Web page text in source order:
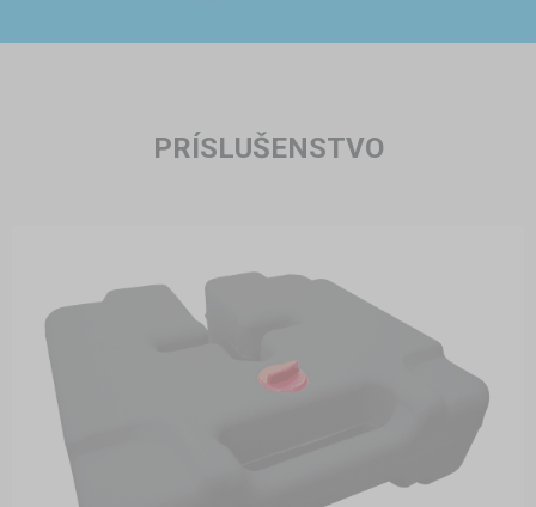
PRÍSLUŠENSTVO